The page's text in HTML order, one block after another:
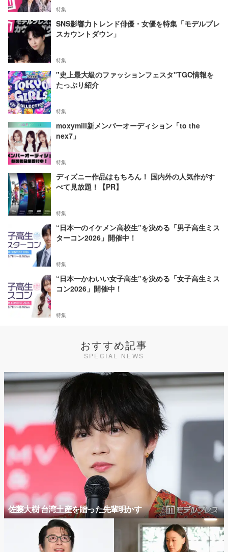
特集
SNS影響力トレンド俳優・女優を特集「モデルプレ
スカウントダウン」
特集
"史上最大級のファッションフェスタ"TGC情報を
たっぷり紹介
特集
moxymill新メンバーオーディション「to the
nex7」
特集
ディズニー作品はもちろん！ 国内外の人気作がす
べて見放題！【PR】
特集
“日本一のイケメン高校生”を決める「男子高生ミス
ターコン2026」開催中！
特集
“日本一かわいい女子高生”を決める「女子高生ミス
コン2026」開催中！
特集
おすすめ記事
SPECIAL NEWS
佐藤大樹 台湾土産を贈った先輩明かす